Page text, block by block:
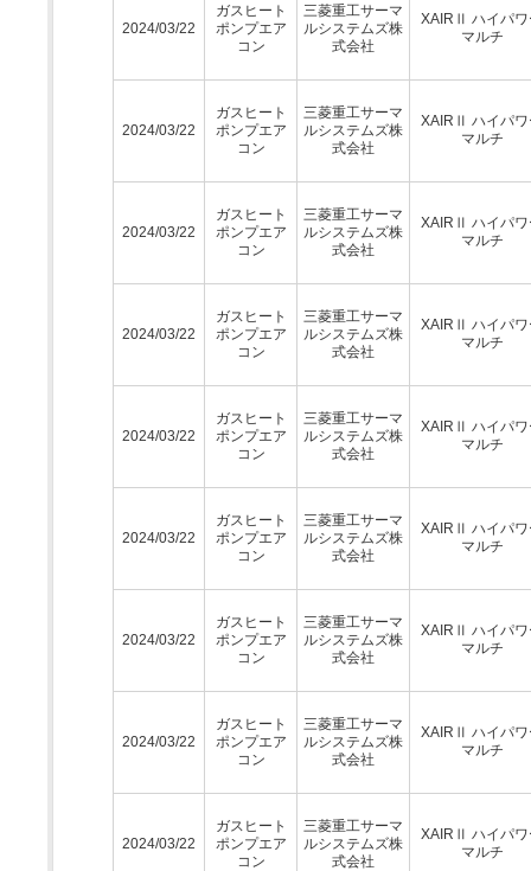
2024/03/22
ガスヒート
ポンプエア
コン
三菱重工サーマ
ルシステムズ株
式会社
XAIRⅡ ハイパワ
マルチ
2024/03/22
ガスヒート
ポンプエア
コン
三菱重工サーマ
ルシステムズ株
式会社
XAIRⅡ ハイパワ
マルチ
2024/03/22
ガスヒート
ポンプエア
コン
三菱重工サーマ
ルシステムズ株
式会社
XAIRⅡ ハイパワ
マルチ
2024/03/22
ガスヒート
ポンプエア
コン
三菱重工サーマ
ルシステムズ株
式会社
XAIRⅡ ハイパワ
マルチ
2024/03/22
ガスヒート
ポンプエア
コン
三菱重工サーマ
ルシステムズ株
式会社
XAIRⅡ ハイパワ
マルチ
2024/03/22
ガスヒート
ポンプエア
コン
三菱重工サーマ
ルシステムズ株
式会社
XAIRⅡ ハイパワ
マルチ
2024/03/22
ガスヒート
ポンプエア
コン
三菱重工サーマ
ルシステムズ株
式会社
XAIRⅡ ハイパワ
マルチ
2024/03/22
ガスヒート
ポンプエア
コン
三菱重工サーマ
ルシステムズ株
式会社
XAIRⅡ ハイパワ
マルチ
2024/03/22
ガスヒート
ポンプエア
コン
三菱重工サーマ
ルシステムズ株
式会社
XAIRⅡ ハイパワ
マルチ